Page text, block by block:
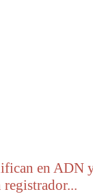
en ADN